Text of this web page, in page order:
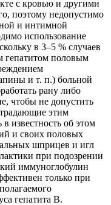
с кровью и другими
поэтому недопустимо
и интимной
использование
в 3–5 % случаев
гепатитом половым
и т. п.) больной
рану либо
чтобы не допустить
этим
известность об этом
и своих половых
шприцев и игл
при подозрении
иммуноглобулин
только при
гепатита В.